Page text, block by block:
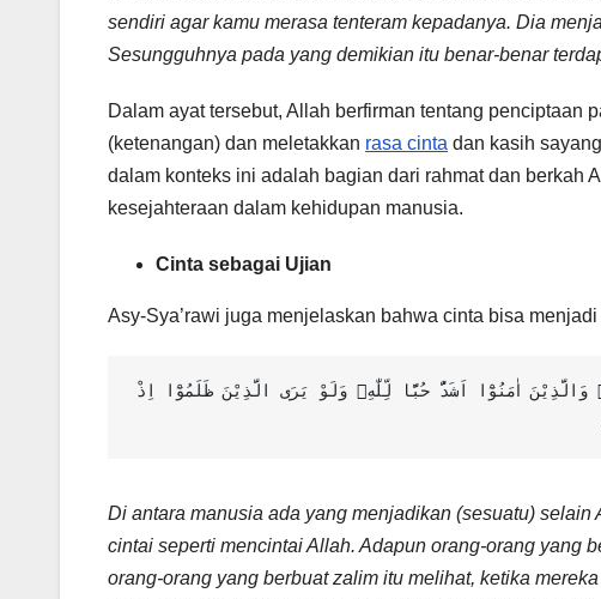
sendiri agar kamu merasa tenteram kepadanya. Dia
Sesungguhnya pada yang demikian itu benar-benar
Dalam ayat tersebut, Allah berfirman tentang penciptaan
(ketenangan) dan meletakkan rasa cinta dan kasih
dalam konteks ini adalah bagian dari rahmat dan berkah
kesejahteraan dalam kehidupan manusia.
Cinta sebagai Ujian
Asy-Sya’rawi juga menjelaskan bahwa cinta bisa
Di antara manusia ada yang menjadikan (sesuatu)
cintai seperti mencintai Allah. Adapun orang-orang yang
orang-orang yang berbuat zalim itu melihat, ketika